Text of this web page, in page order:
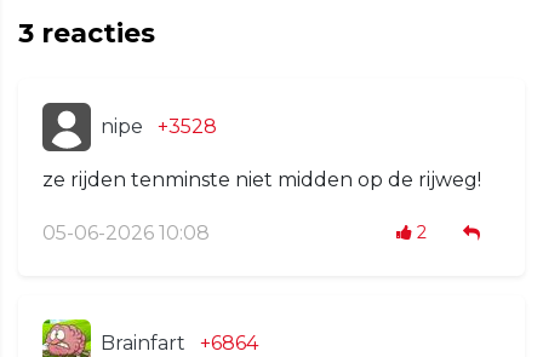
3 reacties
nipe +3528
ze rijden tenminste niet midden op de rijweg!
05-06-2026 10:08 2
Brainfart +6864